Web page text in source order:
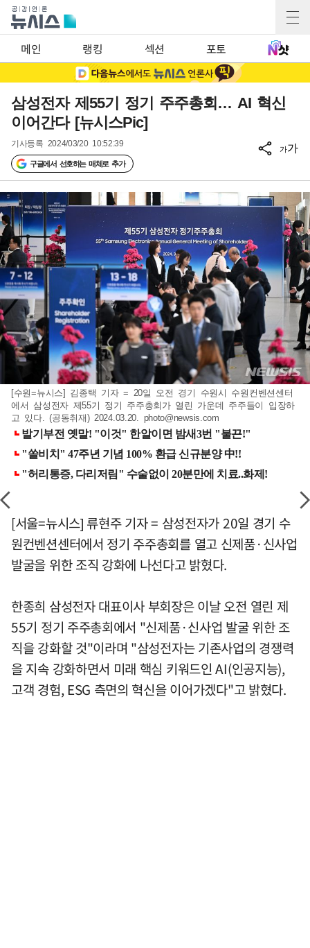
메인 랭킹 섹션 포토
삼성전자 제55기 정기 주주총회… AI 혁신
이어간다 [뉴시스Pic]
기사등록 2024/03/20 10:52:39
구글에서 선호하는 매체로 추가
가가
[수원=뉴시스] 김종택 기자 = 20일 오전 경기 수원시 수원컨벤션센터
에서 삼성전자 제55기 정기 주주총회가 열린 가운데 주주들이 입장하
고 있다. (공동취재) 2024.03.20. photo@newsis.com
[서울=뉴시스] 류현주 기자 = 삼성전자가 20일 경기 수
원컨벤션센터에서 정기 주주총회를 열고 신제품·신사업
발굴을 위한 조직 강화에 나선다고 밝혔다.
한종희 삼성전자 대표이사 부회장은 이날 오전 열린 제
55기 정기 주주총회에서 "신제품·신사업 발굴 위한 조
직을 강화할 것"이라며 "삼성전자는 기존사업의 경쟁력
을 지속 강화하면서 미래 핵심 키워드인 AI(인공지능),
고객 경험, ESG 측면의 혁신을 이어가겠다"고 밝혔다.